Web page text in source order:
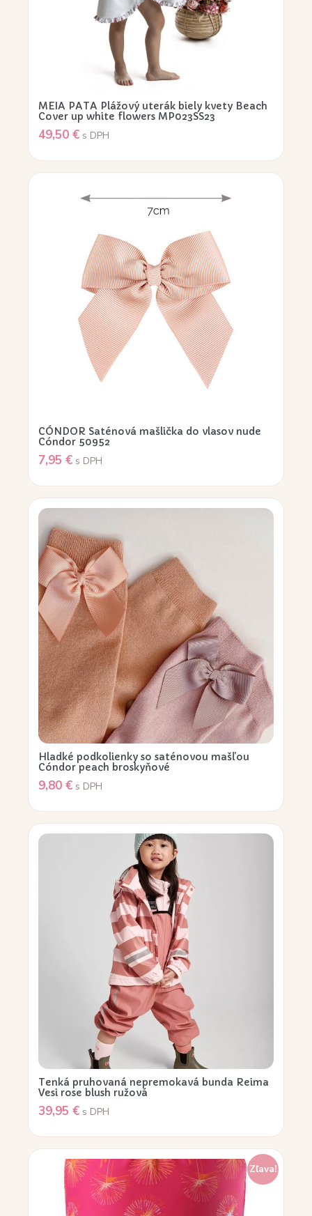
MEIA PATA Plážový uterák biely kvety Beach
Cover up white flowers MP023SS23
49,50 € s DPH
CÓNDOR Saténová mašlička do vlasov nude
Cóndor 50952
7,95 € s DPH
Hladké podkolienky so saténovou mašľou
Cóndor peach broskyňové
9,80 € s DPH
Tenká pruhovaná nepremokavá bunda Reima
Vesi rose blush ružová
39,95 € s DPH
Zľava!